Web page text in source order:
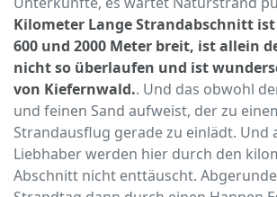
Kilometer Lange Strandabschnitt
600 und 2000 Meter breit, ist allein
nicht so überlaufen und ist
von Kiefernwald.. Und das obwohl
und feinen Sand aufweist, der zu
Strandausflug gerade zu einlädt. Und
Liebhaber werden hier durch den
Abschnitt nicht enttäuscht.